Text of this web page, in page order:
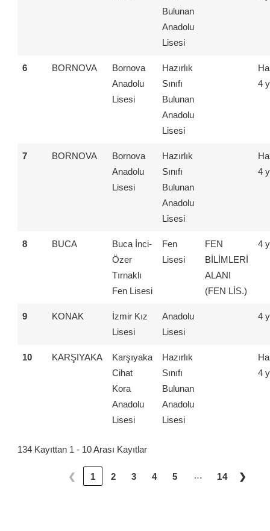
Bulunan
Anadolu
Lisesi
6 BORNOVA
Bornova
Anadolu
Lisesi
Hazırlık
Sınıfı
Bulunan
Anadolu
Lisesi
4
7 BORNOVA
Bornova
Anadolu
Lisesi
Hazırlık
Sınıfı
Bulunan
Anadolu
Lisesi
4
8 BUCA
Buca İnci-
Özer
Tırnaklı
Fen Lisesi
Fen
Lisesi
FEN
BİLİMLERİ
ALANI
(FEN LİS.)
4
9 KONAK
İzmir Kız
Lisesi
Anadolu
Lisesi
4
10 KARŞIYAKA
Karşıyaka
Cihat
Kora
Anadolu
Lisesi
Hazırlık
Sınıfı
Bulunan
Anadolu
Lisesi
4
134 Kayıttan 1 - 10 Arası Kayıtlar
❮ 1 2 3 4 5 … 14 ❯